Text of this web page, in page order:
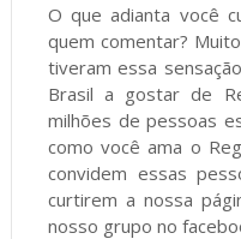
O que adianta você
quem comentar?
tiveram essa
Brasil a gostar de
milhões de pessoas
como você ama o
convidem essas
curtirem a nossa
nosso grupo no